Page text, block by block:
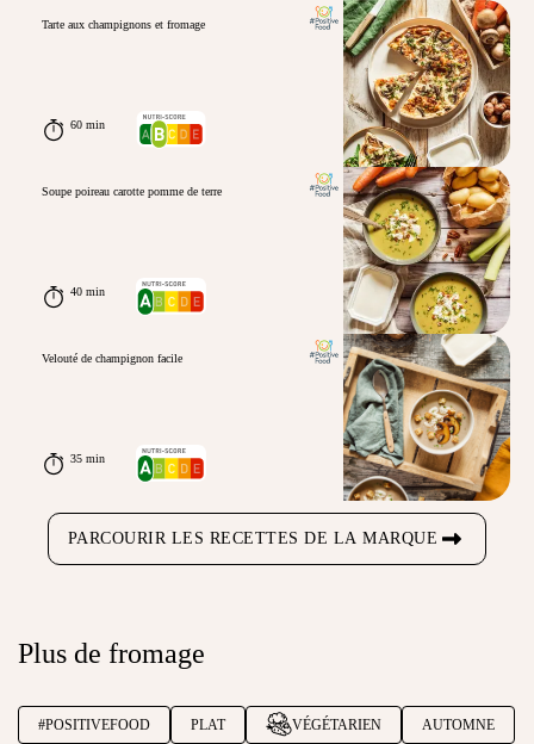
Tarte aux champignons et fromage
60 min
Soupe poireau carotte pomme de terre
40 min
Velouté de champignon facile
35 min
PARCOURIR LES RECETTES DE LA MARQUE
Plus de fromage
#POSITIVEFOOD PLAT VÉGÉTARIEN AUTOMNE